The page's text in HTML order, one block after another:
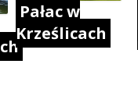
Pałac w
Krześlicach